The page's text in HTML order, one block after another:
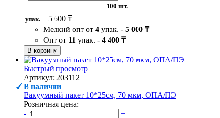
100 шт.
упак.
5 600 ₸
Мелкий опт от 4 упак. - 5 000 ₸
Опт от 11 упак. - 4 400 ₸
В корзину
Быстрый просмотр
Артикул: 203112
В наличии
Вакуумный пакет 10*25см, 70 мкм, ОПА/ПЭ
Розничная цена:
-
+